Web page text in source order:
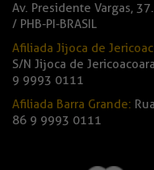
Av. Presidente Vargas,
/ PHB-PI-BRASIL
Afiliada Jijoca de
S/N Jijoca de
9 9993 0111
Afiliada Barra Grande:
86 9 9993 0111